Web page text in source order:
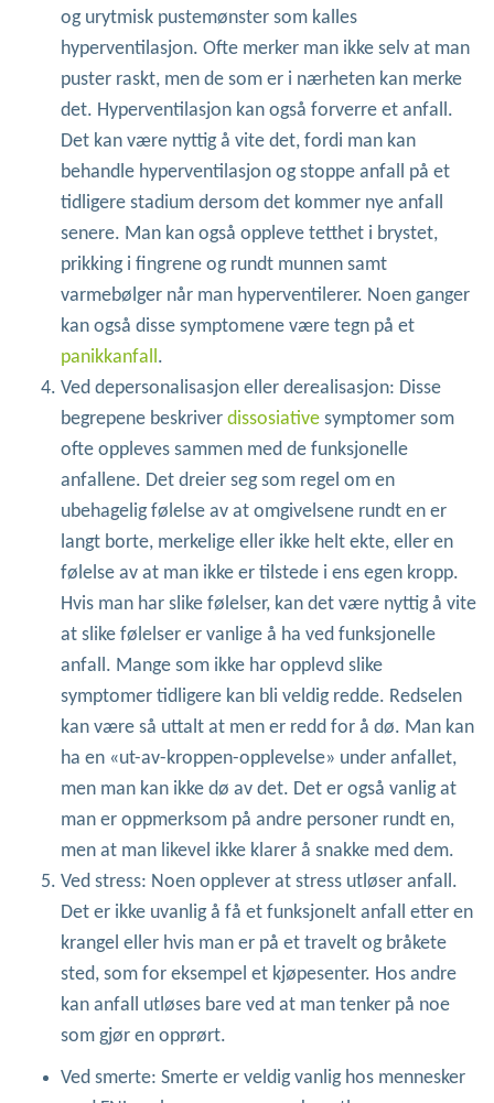
og urytmisk pustemønster som kalles
hyperventilasjon. Ofte merker man ikke selv at man
puster raskt, men de som er i nærheten kan merke
det. Hyperventilasjon kan også forverre et anfall.
Det kan være nyttig å vite det, fordi man kan
behandle hyperventilasjon og stoppe anfall på et
tidligere stadium dersom det kommer nye anfall
senere. Man kan også oppleve tetthet i brystet,
prikking i fingrene og rundt munnen samt
varmebølger når man hyperventilerer. Noen ganger
kan også disse symptomene være tegn på et
panikkanfall.
Ved depersonalisasjon eller derealisasjon: Disse
begrepene beskriver dissosiative symptomer som
ofte oppleves sammen med de funksjonelle
anfallene. Det dreier seg som regel om en
ubehagelig følelse av at omgivelsene rundt en er
langt borte, merkelige eller ikke helt ekte, eller en
følelse av at man ikke er tilstede i ens egen kropp.
Hvis man har slike følelser, kan det være nyttig å vite
at slike følelser er vanlige å ha ved funksjonelle
anfall. Mange som ikke har opplevd slike
symptomer tidligere kan bli veldig redde. Redselen
kan være så uttalt at men er redd for å dø. Man kan
ha en «ut-av-kroppen-opplevelse» under anfallet,
men man kan ikke dø av det. Det er også vanlig at
man er oppmerksom på andre personer rundt en,
men at man likevel ikke klarer å snakke med dem.
Ved stress: Noen opplever at stress utløser anfall.
Det er ikke uvanlig å få et funksjonelt anfall etter en
krangel eller hvis man er på et travelt og bråkete
sted, som for eksempel et kjøpesenter. Hos andre
kan anfall utløses bare ved at man tenker på noe
som gjør en opprørt.
Ved smerte: Smerte er veldig vanlig hos mennesker